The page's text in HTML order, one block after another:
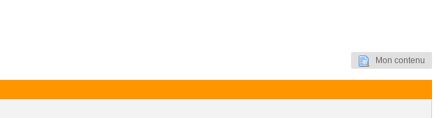
Mon contenu